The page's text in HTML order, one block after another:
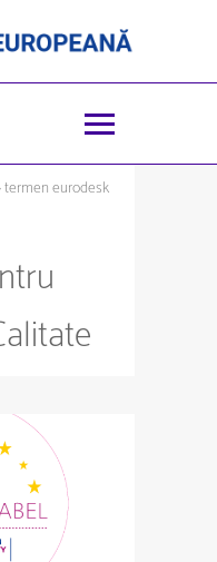
termen eurodesk